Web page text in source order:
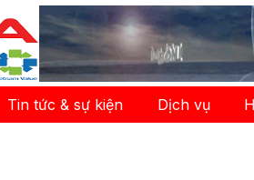
Tin tức & sự kiện Dịch vụ